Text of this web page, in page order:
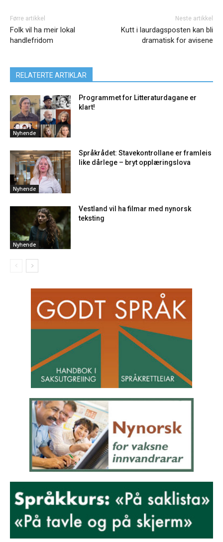
Førre artikkel
Folk vil ha meir lokal
handlefridom
Neste artikkel
Kutt i laurdagsposten kan bli
dramatisk for avisene
RELATERTE ARTIKLAR
Nyhende
Programmet for Litteraturdagane er
klart!
Nyhende
Språkrådet: Stavekontrollane er framleis
like dårlege – bryt opplæringslova
Nyhende
Vestland vil ha filmar med nynorsk
teksting